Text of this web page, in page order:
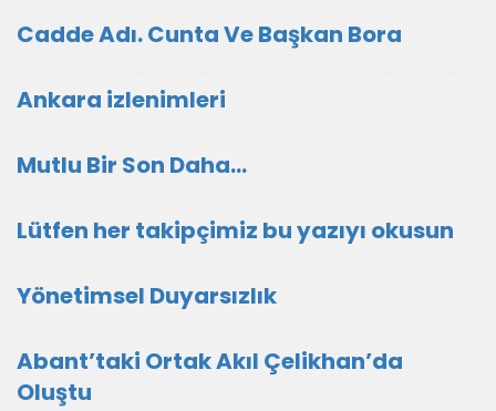
Cadde Adı. Cunta Ve Başkan Bora
Ankara izlenimleri
Mutlu Bir Son Daha…
Lütfen her takipçimiz bu yazıyı okusun
Yönetimsel Duyarsızlık
Abant’taki Ortak Akıl Çelikhan’da
Oluştu